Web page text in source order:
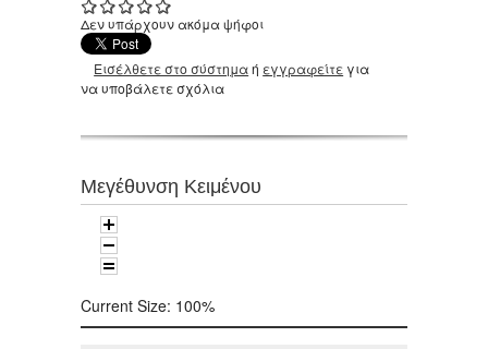
Δεν υπάρχουν ακόμα ψήφοι
Εισέλθετε στο σύστημαή εγγραφείτε για
να υποβάλετε σχόλια
Μεγέθυνση Κειμένου
Current Size: 100%